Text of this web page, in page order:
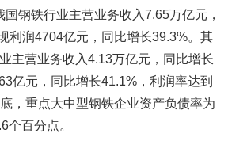
钢铁行业主营业务收入7.65万亿元，
利润4704亿元，同比增长39.3%。其
主营业务收入4.13万亿元，同比增长
亿元，同比增长41.1%，利润率达到
，重点大中型钢铁企业资产负债率为
个百分点。